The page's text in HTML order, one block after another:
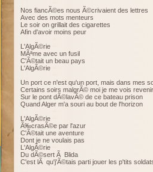
Nos fiancÃ©es nous Ã©crivaient des lettres
Avec des mots menteurs
Le soir on grillait des cigarettes
Afin d'avoir moins peur
L'AlgÃ©rie
MÃªme avec un fusil
C'Ã©tait un beau pays
L'AlgÃ©rie
Un port ce n'est qu'un port, mais dans mes
Certains soirs malgrÃ© moi je me vois revenir
Sur le pont dÃ©lavÃ© de ce bateau prison
Quand Alger m'a souri au bout de l'horizon
L'AlgÃ©rie
Ã‰crasÃ©e par l'azur
C'Ã©tait une aventure
Dont je ne voulais pas
L'AlgÃ©rie
Du dÃ©sert Ã Blida
C'est lÃ qu'j'Ã©tais parti jouer les p'tits